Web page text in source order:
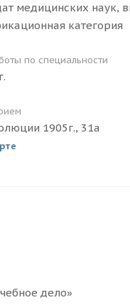
медицинских наук,
категория
по специальности
1905г., 31а
дело»